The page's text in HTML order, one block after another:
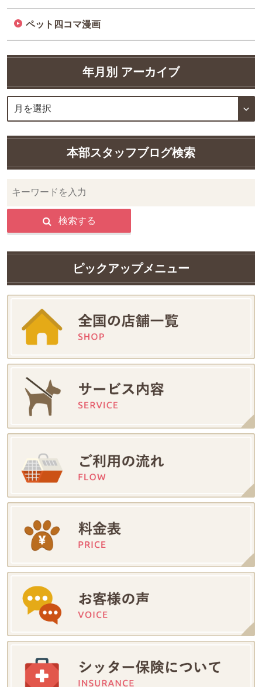
ペット四コマ漫画
年月別 アーカイブ
本部スタッフブログ検索
検索する
ピックアップメニュー